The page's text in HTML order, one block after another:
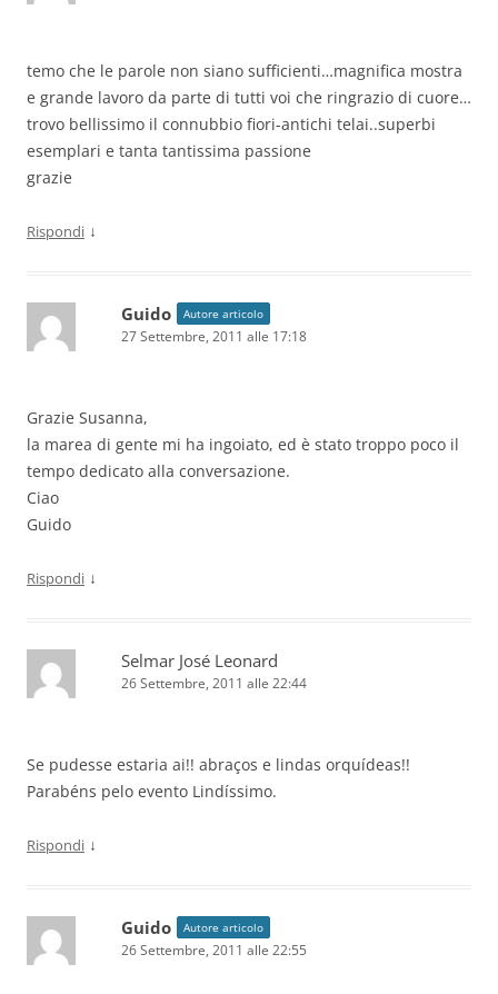
temo che le parole non siano sufficienti…magnifica mostra
e grande lavoro da parte di tutti voi che ringrazio di cuore…
trovo bellissimo il connubbio fiori-antichi telai..superbi
esemplari e tanta tantissima passione
grazie
Rispondi ↓
Guido Autore articolo
27 Settembre, 2011 alle 17:18
Grazie Susanna,
la marea di gente mi ha ingoiato, ed è stato troppo poco il
tempo dedicato alla conversazione.
Ciao
Guido
Rispondi ↓
Selmar José Leonard
26 Settembre, 2011 alle 22:44
Se pudesse estaria ai!! abraços e lindas orquídeas!!
Parabéns pelo evento Lindíssimo.
Rispondi ↓
Guido Autore articolo
26 Settembre, 2011 alle 22:55